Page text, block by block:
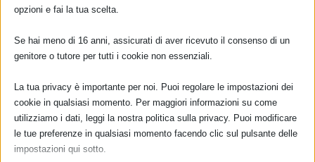
RISPONDI
opzioni e fai la tua scelta.
Se hai meno di 16 anni, assicurati di aver ricevuto il consenso di un
genitore o tutore per tutti i cookie non essenziali.
La tua privacy è importante per noi. Puoi regolare le impostazioni dei
cookie in qualsiasi momento. Per maggiori informazioni su come
utilizziamo i dati, leggi la nostra politica sulla privacy. Puoi modificare
le tue preferenze in qualsiasi momento facendo clic sul pulsante delle
impostazioni qui sotto.